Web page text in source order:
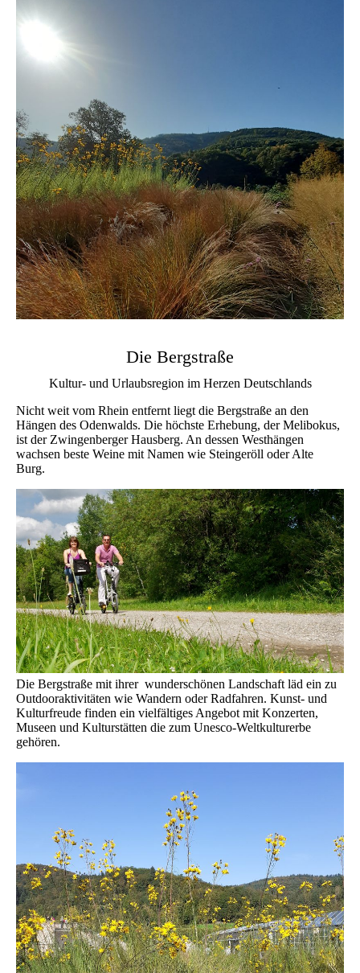
Die Bergstraße
Kultur- und Urlaubsregion im Herzen Deutschlands
Nicht weit vom Rhein entfernt liegt die Bergstraße an den
Hängen des Odenwalds. Die höchste Erhebung, der Melibokus,
ist der Zwingenberger Hausberg. An dessen Westhängen
wachsen beste Weine mit Namen wie Steingeröll oder Alte
Burg.
Die Bergstraße mit ihrer wunderschönen Landschaft läd ein zu
Outdooraktivitäten wie Wandern oder Radfahren. Kunst- und
Kulturfreude finden ein vielfältiges Angebot mit Konzerten,
Museen und Kulturstätten die zum Unesco-Weltkulturerbe
gehören.